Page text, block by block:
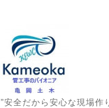
”安全だから安心な現場作